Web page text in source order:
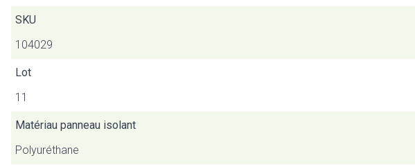
SKU
104029
Lot
11
Matériau panneau isolant
Polyuréthane